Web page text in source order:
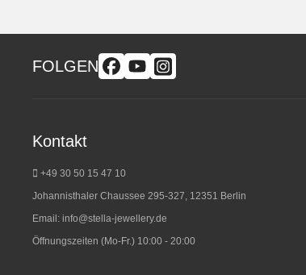
FOLGEN
Kontakt
+49 30 50 15 47 10
Johannisthaler Chaussee 295-327, 12351 Berlin
Email: info@stella-jewellery.de
Öffnungszeiten (Mo-Fr.) 10:00 - 20:00